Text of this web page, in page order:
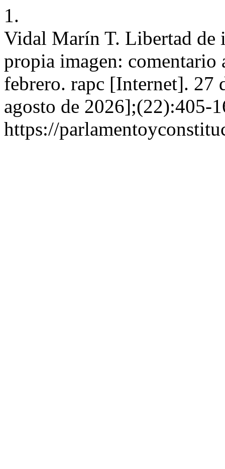
1.
Vidal Marín T. Libertad de
propia imagen: comentario
febrero. rapc [Internet]. 27
agosto de 2026];(22):405-
https://